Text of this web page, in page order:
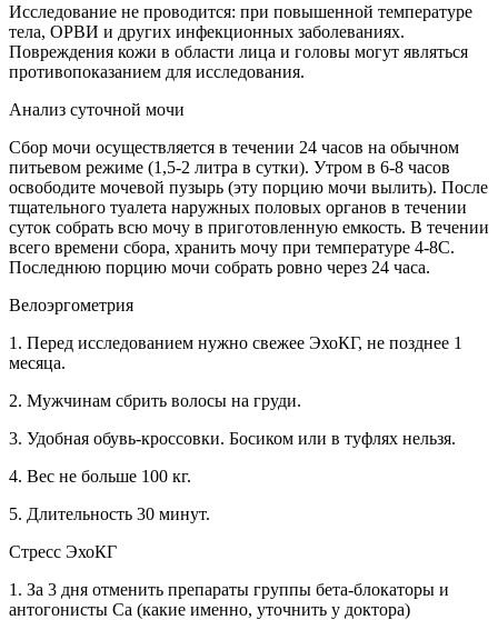
Исследование не проводится: при повышенной температуре
тела, ОРВИ и других инфекционных заболеваниях.
Повреждения кожи в области лица и головы могут являться
противопоказанием для исследования.
Анализ суточной мочи
Сбор мочи осуществляется в течении 24 часов на обычном
питьевом режиме (1,5-2 литра в сутки). Утром в 6-8 часов
освободите мочевой пузырь (эту порцию мочи вылить). После
тщательного туалета наружных половых органов в течении
суток собрать всю мочу в приготовленную емкость. В течении
всего времени сбора, хранить мочу при температуре 4-8C.
Последнюю порцию мочи собрать ровно через 24 часа.
Велоэргометрия
1. Перед исследованием нужно свежее ЭхоКГ, не позднее 1
месяца.
2. Мужчинам сбрить волосы на груди.
3. Удобная обувь-кроссовки. Босиком или в туфлях нельзя.
4. Вес не больше 100 кг.
5. Длительность 30 минут.
Стресс ЭхоКГ
1. За 3 дня отменить препараты группы бета-блокаторы и
антогонисты Са (какие именно, уточнить у доктора)